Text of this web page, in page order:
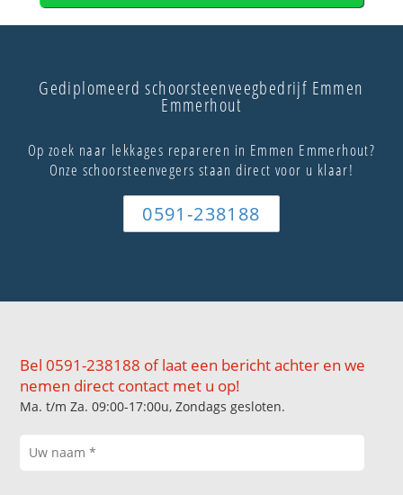
Gediplomeerd schoorsteenveegbedrijf Emmen
Emmerhout
Op zoek naar lekkages repareren in Emmen Emmerhout?
Onze schoorsteenvegers staan direct voor u klaar!
0591-238188
Bel 0591-238188 of laat een bericht achter en we
nemen direct contact met u op!
Ma. t/m Za. 09:00-17:00u, Zondags gesloten.